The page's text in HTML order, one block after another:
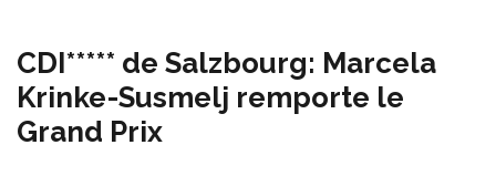
CDI***** de Salzbourg: Marcela
Krinke-Susmelj remporte le
Grand Prix